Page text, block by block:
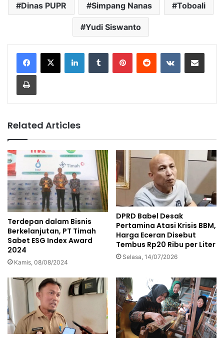
Dinas PUPR Simpang Nanas Toboali
Yudi Siswanto
LinkedInTumblr PinterestReddit VKontakteShare via Email
Print
Related Articles
Terdepan dalam Bisnis
Berkelanjutan, PT Timah
Sabet ESG Index Award
2024
Kamis, 08/08/2024
DPRD Babel Desak
Pertamina Atasi Krisis BBM,
Harga Eceran Disebut
Tembus Rp20 Ribu per Liter
Selasa, 14/07/2026